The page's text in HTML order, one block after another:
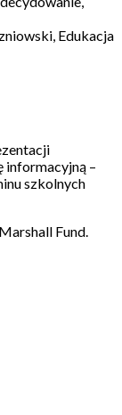
Edukacja
informacyjną –
szkolnych
Fund.